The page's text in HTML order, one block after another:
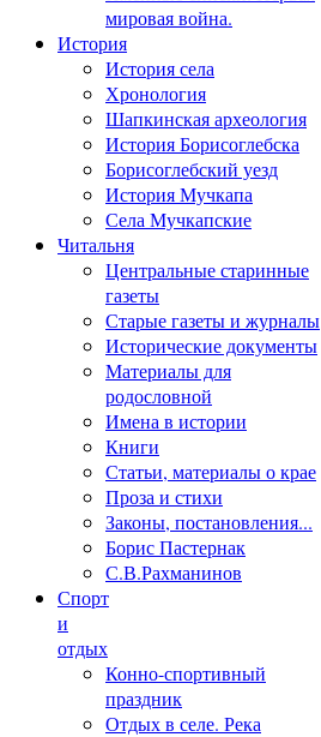
мировая война.
История
История села
Хронология
Шапкинская археология
История Борисоглебска
Борисоглебский уезд
История Мучкапа
Села Мучкапские
Читальня
Центральные старинные
газеты
Старые газеты и журналы
Исторические документы
Материалы для
родословной
Имена в истории
Книги
Статьи, материалы о крае
Проза и стихи
Законы, постановления...
Борис Пастернак
С.В.Рахманинов
Спорт
и
отдых
Конно-спортивный
праздник
Отдых в селе. Река